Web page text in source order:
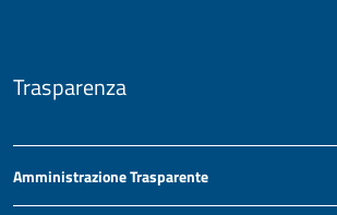
Trasparenza
Amministrazione Trasparente